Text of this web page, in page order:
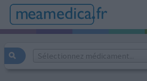
Sélectionnez médicament...